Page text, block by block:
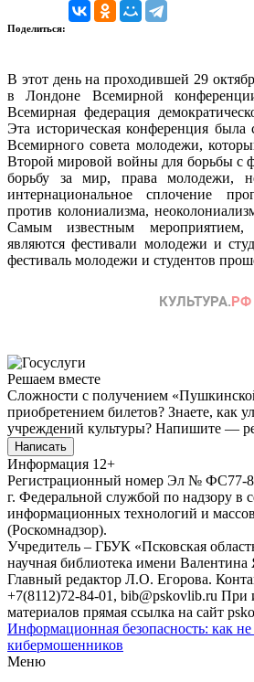
Поделиться:
В этот день на проходившей 29
в Лондоне Всемирной
Всемирная федерация
Эта историческая конференция была
Всемирного совета молодежи,
Второй мировой войны для борьбы
борьбу за мир, права молодежи,
интернациональное сплочение
против колониализма,
Самым известным
являются фестивали молодежи и
фестиваль молодежи и студентов
Решаем вместе
Сложности с получением
приобретением билетов? Знаете, как
учреждений культуры? Напишите —
Написать
Информация 12+
Регистрационный номер Эл № ФС77-
г. Федеральной службой по надзору в
информационных технологий и
(Роскомнадзор).
Учредитель – ГБУК «Псковская
научная библиотека имени Валентина
Главный редактор Л.О. Егорова.
+7(8112)72-84-01, bib@pskovlib.ru При
материалов прямая ссылка на сайт
Информационная безопасность: как не
кибермошенников
Меню